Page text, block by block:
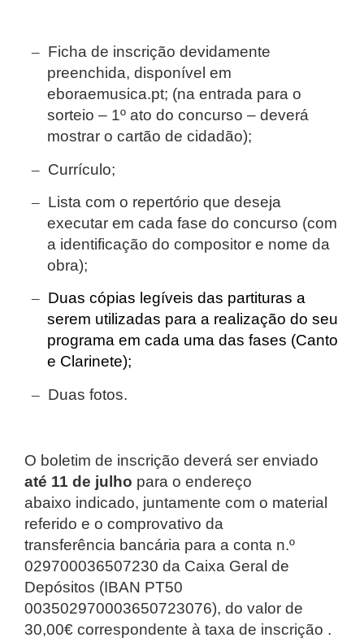
– Ficha de inscrição devidamente
preenchida, disponível em
eboraemusica.pt; (na entrada para o
sorteio – 1º ato do concurso – deverá
mostrar o cartão de cidadão);
– Currículo;
– Lista com o repertório que deseja
executar em cada fase do concurso (com
a identificação do compositor e nome da
obra);
– Duas cópias legíveis das partituras a
serem utilizadas para a realização do seu
programa em cada uma das fases (Canto
e Clarinete);
– Duas fotos.
O boletim de inscrição deverá ser enviado
até 11 de julho para o endereço
abaixo indicado, juntamente com o material
referido e o comprovativo da
transferência bancária para a conta n.º
029700036507230 da Caixa Geral de
Depósitos (IBAN PT50
003502970003650723076), do valor de
30,00€ correspondente à taxa de inscrição .